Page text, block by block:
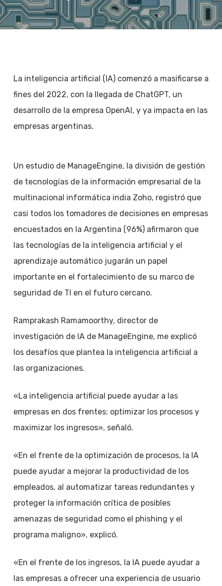
La inteligencia artificial (IA) comenzó a masificarse a
fines del 2022, con la llegada de ChatGPT, un
desarrollo de la empresa OpenAI, y ya impacta en las
empresas argentinas.
Un estudio de ManageEngine, la división de gestión
de tecnologías de la información empresarial de la
multinacional informática india Zoho, registró que
casi todos los tomadores de decisiones en empresas
encuestados en la Argentina (96%) afirmaron que
las tecnologías de la inteligencia artificial y el
aprendizaje automático jugarán un papel
importante en el fortalecimiento de su marco de
seguridad de TI en el futuro cercano.
Ramprakash Ramamoorthy, director de
investigación de IA de ManageEngine, me explicó
los desafíos que plantea la inteligencia artificial a
las organizaciones.
«La inteligencia artificial puede ayudar a las
empresas en dos frentes: optimizar los procesos y
maximizar los ingresos», señaló.
«En el frente de la optimización de procesos, la IA
puede ayudar a mejorar la productividad de los
empleados, al automatizar tareas redundantes y
proteger la información crítica de posibles
amenazas de seguridad como el phishing y el
programa maligno», explicó.
«En el frente de los ingresos, la IA puede ayudar a
las empresas a ofrecer una experiencia de usuario